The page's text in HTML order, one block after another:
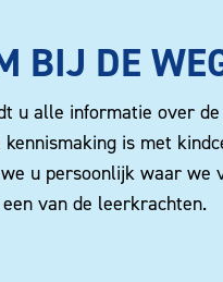
BIJ DE
u alle informatie over
is met
u persoonlijk waar we
van de leerkrachten.